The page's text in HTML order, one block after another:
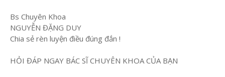
Bs Chuyên Khoa
NGUYỄN ĐẶNG DUY
Chia sẻ rèn luyện điều đúng đắn !
HỎI ĐÁP NGAY BÁC SĨ CHUYÊN KHOA CỦA BẠN